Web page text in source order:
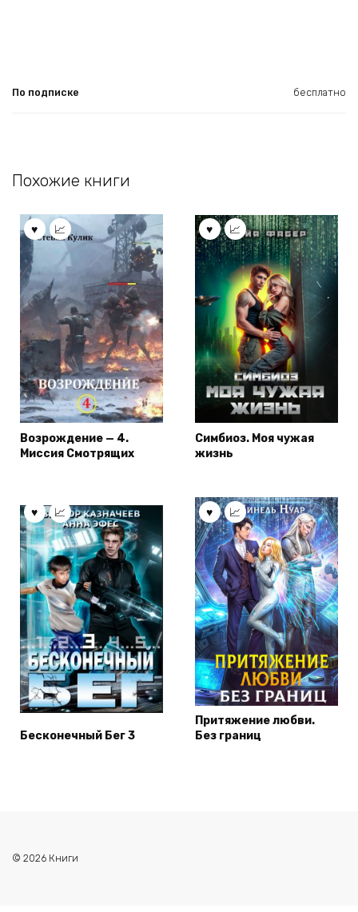
По подписке бесплатно
Похожие книги
Возрождение — 4.
Миссия Смотрящих
Симбиоз. Моя чужая
жизнь
Бесконечный Бег 3
Притяжение любви.
Без границ
© 2026 Книги